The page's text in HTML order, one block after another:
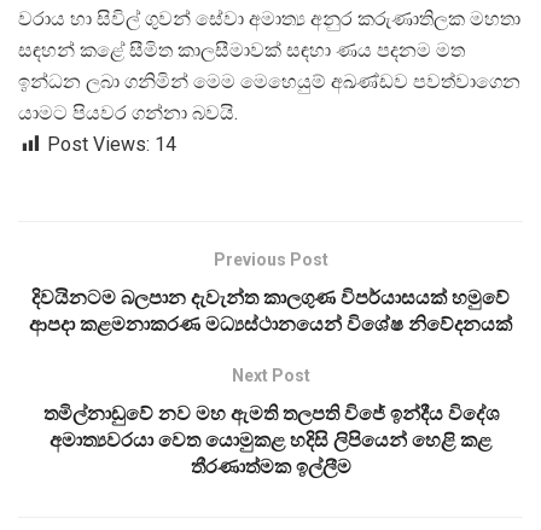
වරාය හා සිවිල් ගුවන් සේවා අමාත් ය අනුර කරුණාතිලක මහතා
සඳහන් කළේ සීමිත කාලසීමාවක් සඳහා ණය පදනම මත
ඉන්ධන ලබා ගනිමින් මෙම මෙහෙයුම් අඛණ්ඩව පවත්වාගෙන
යාමට පියවර ගන්නා බවයි.
Post Views: 14
Previous Post
දිවයිනටම බලපාන දැවැන්ත කාලගුණ විපර්යාසයක් හමුවේ
ආපදා කළමනාකරණ මධ්‍යස්ථානයෙන් විශේෂ නිවේදනයක්
Next Post
තමිල්නාඩුවේ නව මහ ඇමති තලපති විජේ ඉන්දීය විදේශ
අමාත්‍යවරයා වෙත යොමුකළ හදිසි ලිපියෙන් හෙළි කළ
තීරණාත්මක ඉල්ලීම